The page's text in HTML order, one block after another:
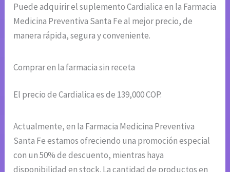
Puede adquirir el suplemento Cardialica en la Farmacia
Medicina Preventiva Santa Fe al mejor precio, de
manera rápida, segura y conveniente.
Comprar en la farmacia sin receta
El precio de Cardialica es de 139,000 COP.
Actualmente, en la Farmacia Medicina Preventiva
Santa Fe estamos ofreciendo una promoción especial
con un 50% de descuento, mientras haya
disponibilidad en stock. La cantidad de productos en